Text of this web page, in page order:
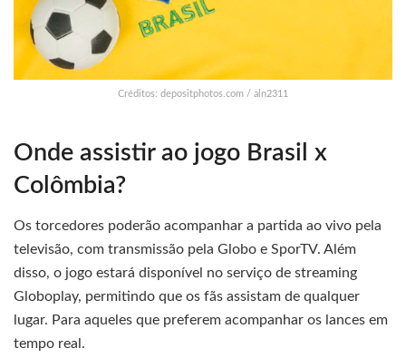
Créditos: depositphotos.com / aln2311
Onde assistir ao jogo Brasil x
Colômbia?
Os torcedores poderão acompanhar a partida ao vivo pela
televisão, com transmissão pela Globo e SporTV. Além
disso, o jogo estará disponível no serviço de streaming
Globoplay, permitindo que os fãs assistam de qualquer
lugar. Para aqueles que preferem acompanhar os lances em
tempo real.